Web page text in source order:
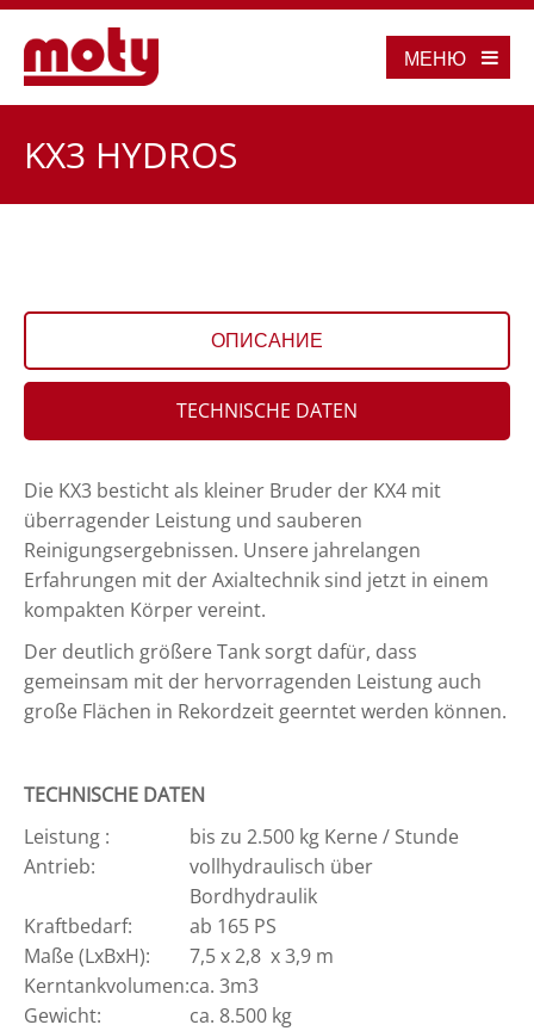
МЕНЮ
KX3 HYDROS
ОПИСАНИЕ
TECHNISCHE DATEN
Die KX3 besticht als kleiner Bruder der KX4 mit
überragender Leistung und sauberen
Reinigungsergebnissen. Unsere jahrelangen
Erfahrungen mit der Axialtechnik sind jetzt in einem
kompakten Körper vereint.
Der deutlich größere Tank sorgt dafür, dass
gemeinsam mit der hervorragenden Leistung auch
große Flächen in Rekordzeit geerntet werden können.
TECHNISCHE DATEN
Leistung :
bis zu 2.500 kg Kerne / Stunde
Antrieb:
vollhydraulisch über
Bordhydraulik
Kraftbedarf:
ab 165 PS
Maße (LxBxH):
7,5 x 2,8 x 3,9 m
Kerntankvolumen:ca. 3m3
Gewicht:
ca. 8.500 kg